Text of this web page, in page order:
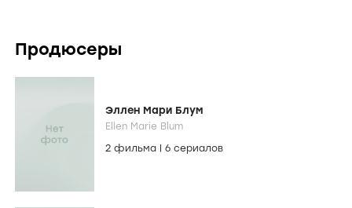
Продюсеры
Эллен Мари Блум
Ellen Marie Blum
2 фильма
6 сериалов